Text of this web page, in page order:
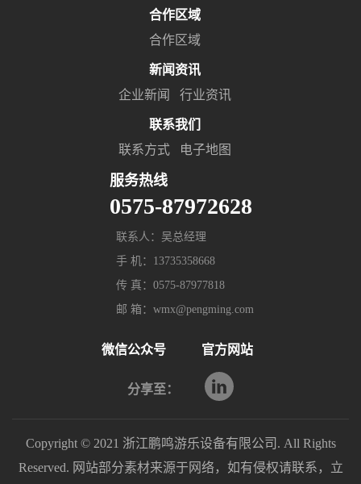
合作区域
合作区域
新闻资讯
企业新闻
行业资讯
联系我们
联系方式
电子地图
服务热线
0575-87972628
联系人：吴总经理
手 机：13735358668
传 真：0575-87977818
邮 箱：wmx@pengming.com
微信公众号 官方网站
分享至：
Copyright © 2021 浙江鹏鸣游乐设备有限公司. All Rights
Reserved. 网站部分素材来源于网络，如有侵权请联系，立